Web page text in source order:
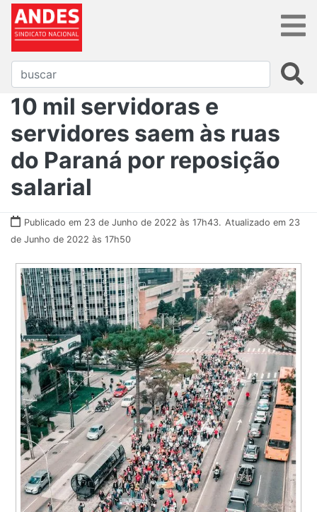
10 mil servidoras e
servidores saem às ruas
do Paraná por reposição
salarial
Publicado em 23 de Junho de 2022 às 17h43. Atualizado em 23
de Junho de 2022 às 17h50